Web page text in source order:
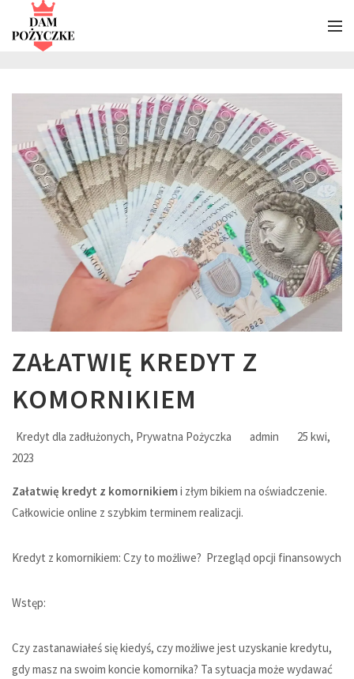
ZAŁATWIĘ KREDYT Z
KOMORNIKIEM
Kredyt dla zadłużonych, Prywatna Pożyczka admin
25 kwi,
2023
Załatwię kredyt z komornikiemi złym bikiem na oświadczenie.
Całkowicie online z szybkim terminem realizacji.
Kredyt z komornikiem: Czy to możliwe? Przegląd opcji finansowych
Wstęp:
Czy zastanawiałeś się kiedyś, czy możliwe jest uzyskanie kredytu,
gdy masz na swoim koncie komornika? Ta sytuacja może wydawać